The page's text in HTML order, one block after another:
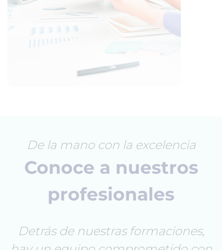
De la mano con la excelencia
Conoce a nuestros
profesionales
Detrás de nuestras formaciones,